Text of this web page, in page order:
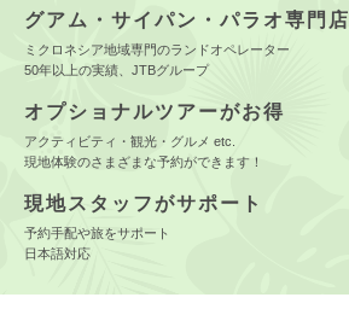
グアム・サイパン・パラオ専門店
ミクロネシア地域専門のランドオペレーター
50年以上の実績、JTBグループ
オプショナルツアーがお得
アクティビティ・観光・グルメ etc.
現地体験のさまざまな予約ができます！
現地スタッフがサポート
予約手配や旅をサポート
日本語対応